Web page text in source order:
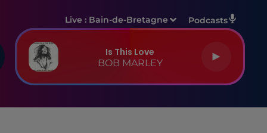
Live : Bain-de-Bretagne Podcasts
Is This Love
BOB MARLEY